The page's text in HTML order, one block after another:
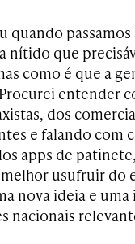
quando
nítido que
como é que a
entender
dos
e falando com
apps de
usufruir do
nova ideia e
nacionais